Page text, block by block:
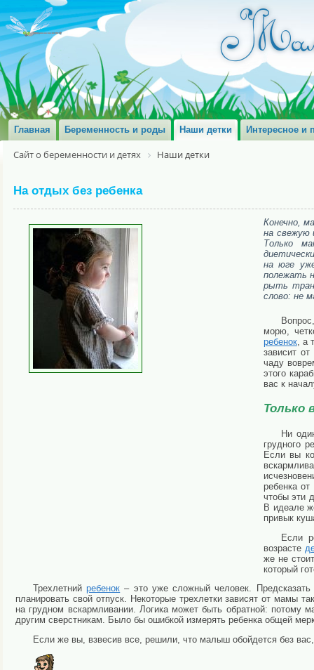
Главная Беременность и роды Наши детки Интересное и
Сайт о беременности и детях Наши детки
На отдых без ребенка
Конечно,
на свежую
Только
на юге
полежать
рыть
слово: не
морю,
ребенок, а
зависит
чаду
этого
вас к
Только
Ни
грудного
Если вы
ребенка
чтобы эти
В идеале
привык
Если
возрасте
же не
который
Трехлетнийребенок – это уже сложный человек.
планировать свой отпуск. Некоторые трехлетки зависят от мамы
на грудном вскармливании. Логика может быть обратной:
другим сверстникам. Было бы ошибкой измерять ребенка общей
Если же вы, взвесив все, решили, что малыш обойдется без